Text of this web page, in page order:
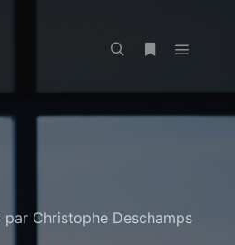
par Christophe Deschamps